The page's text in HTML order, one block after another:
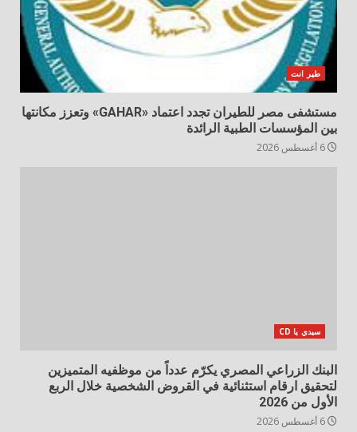
طير انت
مستشفى مصر للطيران تجدد اعتماد «GAHAR» وتعزز مكانتها
بين المؤسسات الطبية الرائدة
سيدي يا CD
البنك الزراعي المصري يكرّم عدداً من موظفيه المتميزين
لتحقيق ارقام استثنائية في القروض الشخصية خلال الربع
الأول من 2026